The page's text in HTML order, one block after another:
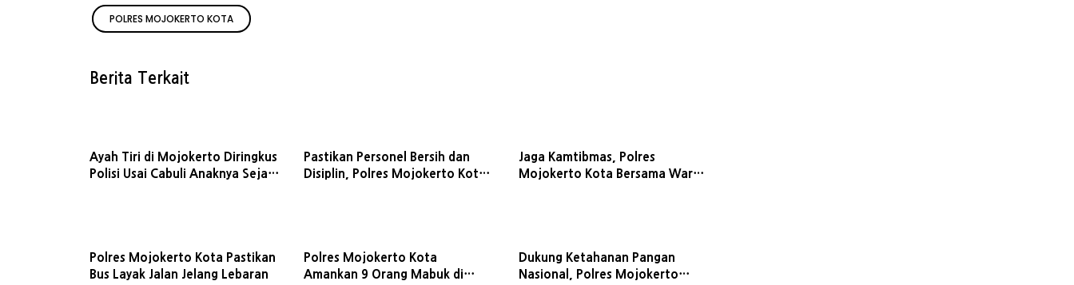
POLRES MOJOKERTO KOTA
Berita Terkait
Ayah Tiri di Mojokerto Diringkus
Polisi Usai Cabuli Anaknya Sejak
Pastikan Personel Bersih dan
Disiplin, Polres Mojokerto Kota
Jaga Kamtibmas, Polres
Mojokerto Kota Bersama Warga
Polres Mojokerto Kota Pastikan
Bus Layak Jalan Jelang Lebaran
Polres Mojokerto Kota
Amankan 9 Orang Mabuk di
Dukung Ketahanan Pangan
Nasional, Polres Mojokerto